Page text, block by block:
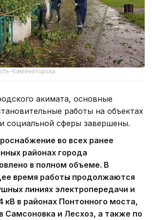
Каменогорска
акимата, основные
работы на объектах
социальной сферы завершены.
во всех ранее
районах города
в полном объеме. В
время работы продолжаются
линиях электропередачи и
кВ в районах Понтонного моста,
Самсоновка и Лесхоз, а также по